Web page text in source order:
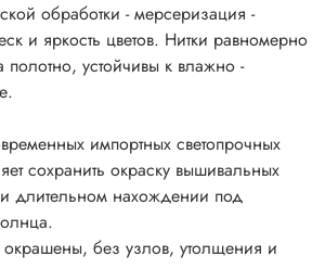
обработки - мерсеризация -
и яркость цветов. Нитки равномерно
полотно, устойчивы к влажно -
импортных светопрочных
сохранить окраску вышивальных
длительном нахождении под
без узлов, утолщения и